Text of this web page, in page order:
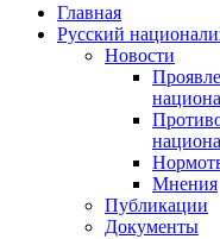
Главная
Русский
Новости
Мнения
Публикации
Документы